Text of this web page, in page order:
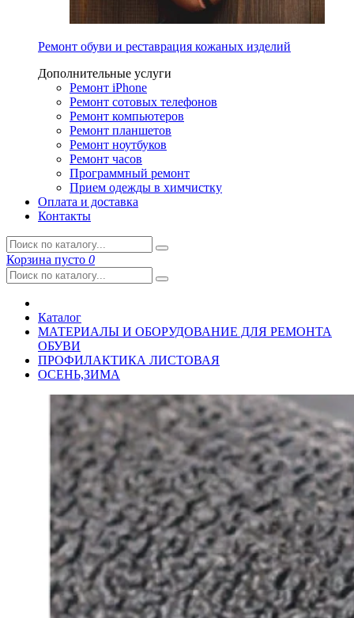
Ремонт обуви и реставрация кожаных изделий
Дополнительные услуги
Ремонт iPhone
Ремонт сотовых телефонов
Ремонт компьютеров
Ремонт планшетов
Ремонт ноутбуков
Ремонт часов
Программный ремонт
Прием одежды в химчистку
Оплата и доставка
Контакты
Корзина пусто 0
Каталог
МАТЕРИАЛЫ И ОБОРУДОВАНИЕ ДЛЯ РЕМОНТА
ОБУВИ
ПРОФИЛАКТИКА ЛИСТОВАЯ
ОСЕНЬ,ЗИМА